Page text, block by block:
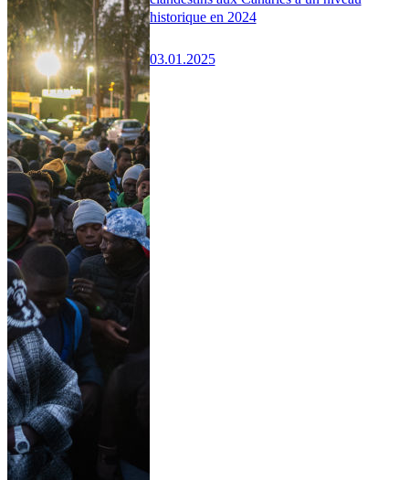
historique en 2024
03.01.2025